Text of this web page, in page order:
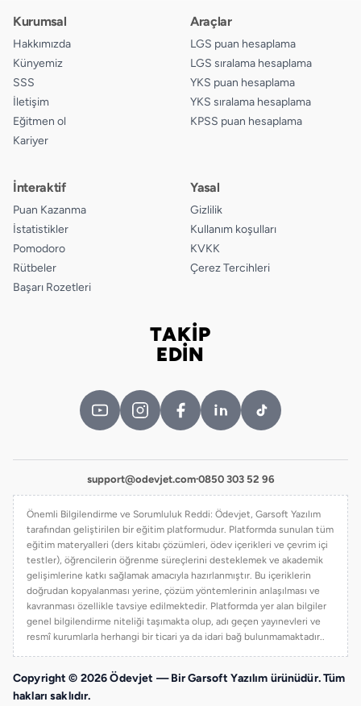
Kurumsal
Hakkımızda
Künyemiz
SSS
İletişim
Eğitmen ol
Kariyer
Araçlar
LGS puan hesaplama
LGS sıralama hesaplama
YKS puan hesaplama
YKS sıralama hesaplama
KPSS puan hesaplama
İnteraktif
Puan Kazanma
İstatistikler
Pomodoro
Rütbeler
Başarı Rozetleri
Yasal
Gizlilik
Kullanım koşulları
KVKK
Çerez Tercihleri
TAKİP
EDİN
support@odevjet.com·0850 303 52 96
Önemli Bilgilendirme ve Sorumluluk Reddi: Ödevjet, Garsoft Yazılım
tarafından geliştirilen bir eğitim platformudur. Platformda sunulan tüm
eğitim materyalleri (ders kitabı çözümleri, ödev içerikleri ve çevrim içi
testler), öğrencilerin öğrenme süreçlerini desteklemek ve akademik
gelişimlerine katkı sağlamak amacıyla hazırlanmıştır. Bu içeriklerin
doğrudan kopyalanması yerine, çözüm yöntemlerinin anlaşılması ve
kavranması özellikle tavsiye edilmektedir. Platformda yer alan bilgiler
genel bilgilendirme niteliği taşımakta olup, adı geçen yayınevleri ve
resmî kurumlarla herhangi bir ticari ya da idari bağ bulunmamaktadır..
Copyright © 2026 Ödevjet — Bir Garsoft Yazılım ürünüdür. Tüm
hakları saklıdır.